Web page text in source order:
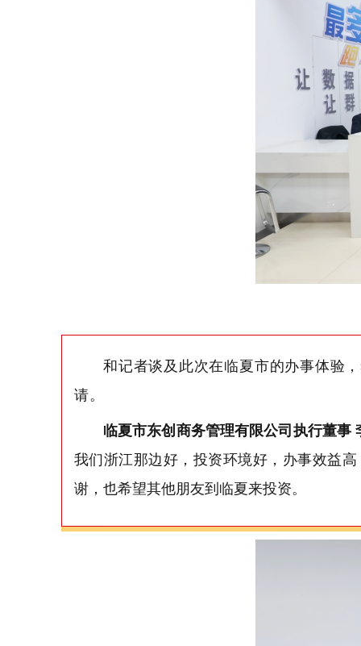
和记者谈及此次在临夏市的办事体验
请。
临夏市东创商务管理有限公司执行董事
我们浙江那边好，投资环境好，办事效益
谢，也希望其他朋友到临夏来投资。